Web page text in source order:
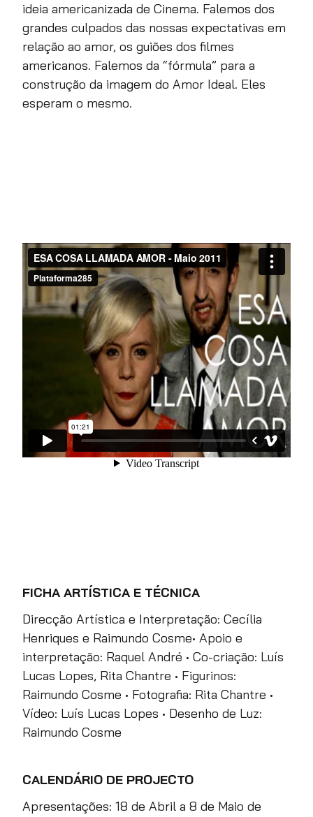
ideia americanizada de Cinema. Falemos dos
grandes culpados das nossas expectativas em
relação ao amor, os guiões dos filmes
americanos. Falemos da “fórmula” para a
construção da imagem do Amor Ideal. Eles
esperam o mesmo.
FICHA ARTÍSTICA E TÉCNICA
Direcção Artística e Interpretação: Cecília
Henriques e Raimundo Cosme• Apoio e
interpretação: Raquel André • Co-criação: Luís
Lucas Lopes, Rita Chantre • Figurinos:
Raimundo Cosme • Fotografia: Rita Chantre •
Vídeo: Luís Lucas Lopes • Desenho de Luz:
Raimundo Cosme
CALENDÁRIO DE PROJECTO
Apresentações: 18 de Abril a 8 de Maio de